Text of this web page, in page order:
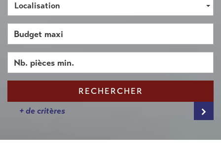
Localisation
RECHERCHER
+ de critères